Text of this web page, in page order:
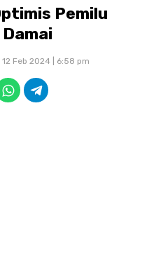
Pemilu
Feb 2024 | 6:58 pm